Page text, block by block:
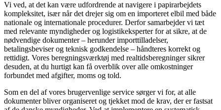
Vi ved, at det kan være udfordrende at navigere i papirarbejdets
kompleksitet, især når det drejer sig om en importeret elbil med både
nationale og internationale procedurer. Derfor samarbejder vi tæt
med relevante myndigheder og logistikeksperter for at sikre, at de
nødvendige dokumenter – herunder importtilladelser,
betalingsbeviser og teknisk godkendelse – håndteres korrekt og
rettidigt. Vores beregningsværktøj med realtidsberegninger sikrer
desuden, at du hurtigt kan få overblik over alle omkostninger
forbundet med afgifter, moms og told.
Som en del af vores brugervenlige service sørger vi for, at alle
dokumenter bliver organiseret og tjekket mod de krav, der er fastsat